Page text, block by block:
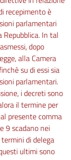
recepimento è
parlamentari
In tal
dopo
alla Camera
su di essi sia
parlamentari.
i decreti sono
il termine per
presente comma
9 scadano nei
di delega
ultimi sono